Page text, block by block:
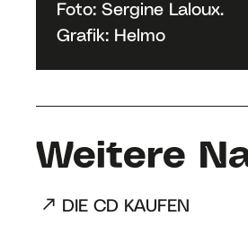
Foto: Sergine Laloux.
Grafik: Helmo
Weitere
DIE CD KAUFEN